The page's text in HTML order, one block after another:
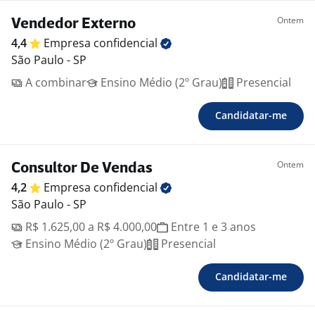
Vendedor Externo Ontem
4,4 Empresa confidencial
São Paulo - SP
A combinar
Ensino Médio (2º Grau) Presencial
Candidatar-me
Consultor De Vendas Ontem
4,2 Empresa confidencial
São Paulo - SP
R$ 1.625,00 a R$ 4.000,00
Entre 1 e 3 anos
Ensino Médio (2º Grau)
Presencial
Candidatar-me